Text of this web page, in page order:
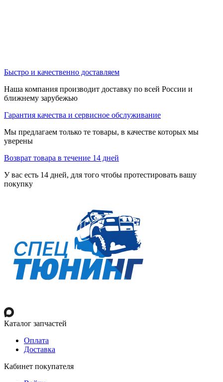
Быстро и качественно доставляем
Наша компания производит доставку по всей России и
ближнему зарубежью
Гарантия качества и сервисное обслуживание
Мы предлагаем только те товары, в качестве которых мы
уверены
Возврат товара в течение 14 дней
У вас есть 14 дней, для того чтобы протестировать вашу
покупку
Каталог запчастей
Оплата
Доставка
Кабинет покупателя